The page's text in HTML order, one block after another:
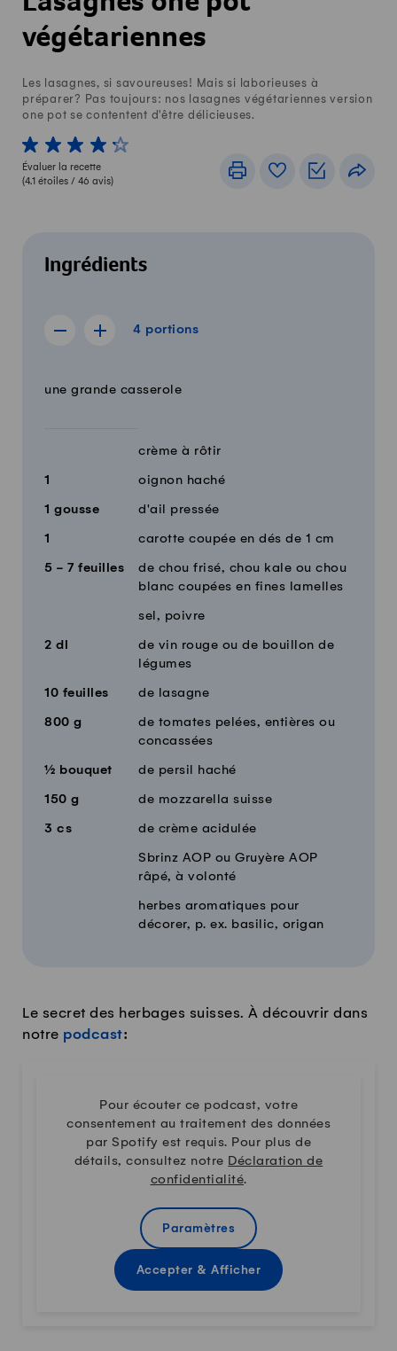
végétariennes
Les lasagnes, si savoureuses! Mais si laborieuses à
préparer? Pas toujours: nos lasagnes végétariennes version
one pot se contentent d'être délicieuses.
1 von 5 étoiles
2 von 5 étoiles
3 von 5 étoiles
4 von 5 étoiles
5 von 5 étoiles
Évaluer la recette
(4.1 étoiles / 46 avis)
ImprimerLivre de recettes
Listes de
Ingrédients
4 portions
Afficher la recette de 3 portions
Afficher la recette de 5 portions
4 portions
QuantitéIngrédients
une grande casserole
crème à rôtir
1 oignon haché
1 gousse d'ail pressée
1 carotte coupée en dés de 1 cm
5 - 7 feuilles
de chou frisé, chou kale ou chou
blanc coupées en fines lamelles
sel, poivre
2 dl
de vin rouge ou de bouillon de
légumes
10 feuilles de lasagne
800 g
de tomates pelées, entières ou
concassées
½ bouquet de persil haché
150 g de mozzarella suisse
3 cs de crème acidulée
Sbrinz AOP ou Gruyère AOP
râpé, à volonté
herbes aromatiques pour
décorer, p. ex. basilic, origan
Le secret des herbages suisses. À découvrir dans
notre podcast:
Pour écouter ce podcast, votre
consentement au traitement des données
par Spotify est requis. Pour plus de
détails, consultez notre Déclaration de
confidentialité.
Paramètres
Accepter & Afficher